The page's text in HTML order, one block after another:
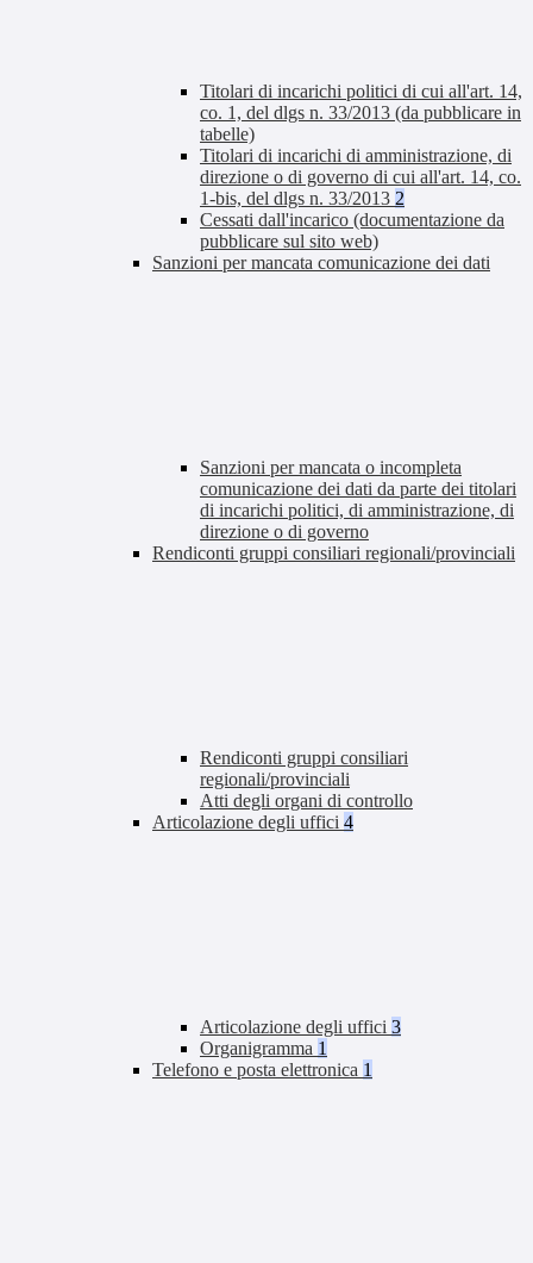
Titolari di incarichi politici di cui all'art. 14,
co. 1, del dlgs n. 33/2013 (da pubblicare in
tabelle)
Titolari di incarichi di amministrazione, di
direzione o di governo di cui all'art. 14, co.
1-bis, del dlgs n. 33/2013 2
Cessati dall'incarico (documentazione da
pubblicare sul sito web)
Sanzioni per mancata comunicazione dei dati
Sanzioni per mancata o incompleta
comunicazione dei dati da parte dei titolari
di incarichi politici, di amministrazione, di
direzione o di governo
Rendiconti gruppi consiliari regionali/provinciali
Rendiconti gruppi consiliari
regionali/provinciali
Atti degli organi di controllo
Articolazione degli uffici 4
Articolazione degli uffici 3
Organigramma 1
Telefono e posta elettronica 1